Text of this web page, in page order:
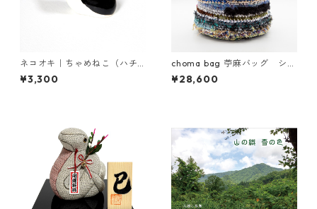
ネコオキ｜ちゃめねこ（ハチ
ワレ）【受注生産・予約受付
中】
¥3,300
choma bag 苧麻バッグ ショ
ルダートート （ブルー系）
¥28,600